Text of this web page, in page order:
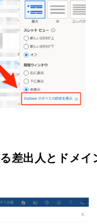
差出人とドメイ